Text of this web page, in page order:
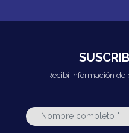
Recibí información de